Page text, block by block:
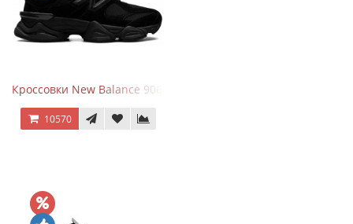
Кроссовки New Balance 9060 Triple Black
10570